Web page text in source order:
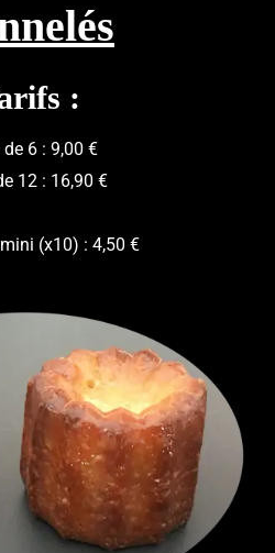
:
de 6 : 9,00 €
12 : 16,90 €
(x10) : 4,50 €